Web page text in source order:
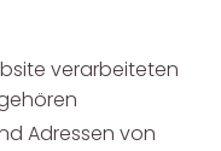
verarbeiteten
Adressen von